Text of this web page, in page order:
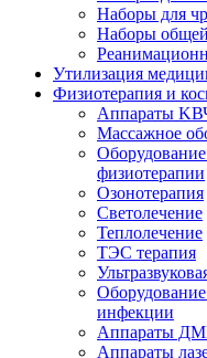
Наборы для
Наборы
Утилизация
Физиотерапия и
Аппараты
Массажное
физиотерапии
Озонотерапия
Светолечение
Теплолечение
ТЭС терапия
инфекции
Аппараты
Аппараты